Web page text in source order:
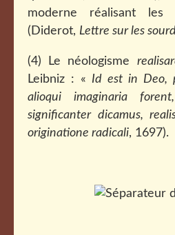
moderne réalisant les
(Diderot, Lettre sur les
(4) Le néologisme
Leibniz : « Id est in Deo,
alioqui imaginaria
significanter dicamus,
originatione radicali, 1697).